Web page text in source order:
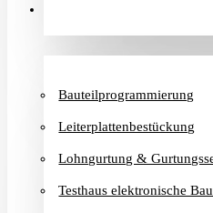
Bauteilprogrammierung
Leiterplattenbestückung
Lohngurtung &
Testhaus elektronische